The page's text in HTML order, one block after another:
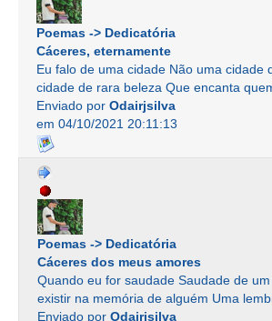
Poemas -> Dedicatória
Cáceres, eternamente
Eu falo de uma cidade Não uma cidade
cidade de rara beleza Que encanta
Enviado por Odairjsilva
em 04/10/2021 20:11:13
Poemas -> Dedicatória
Cáceres dos meus amores
Quando eu for saudade Saudade de
existir na memória de alguém Uma
Enviado por Odairjsilva